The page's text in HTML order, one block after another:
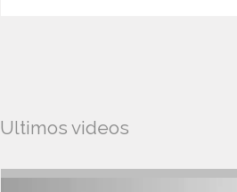
Ultimos videos